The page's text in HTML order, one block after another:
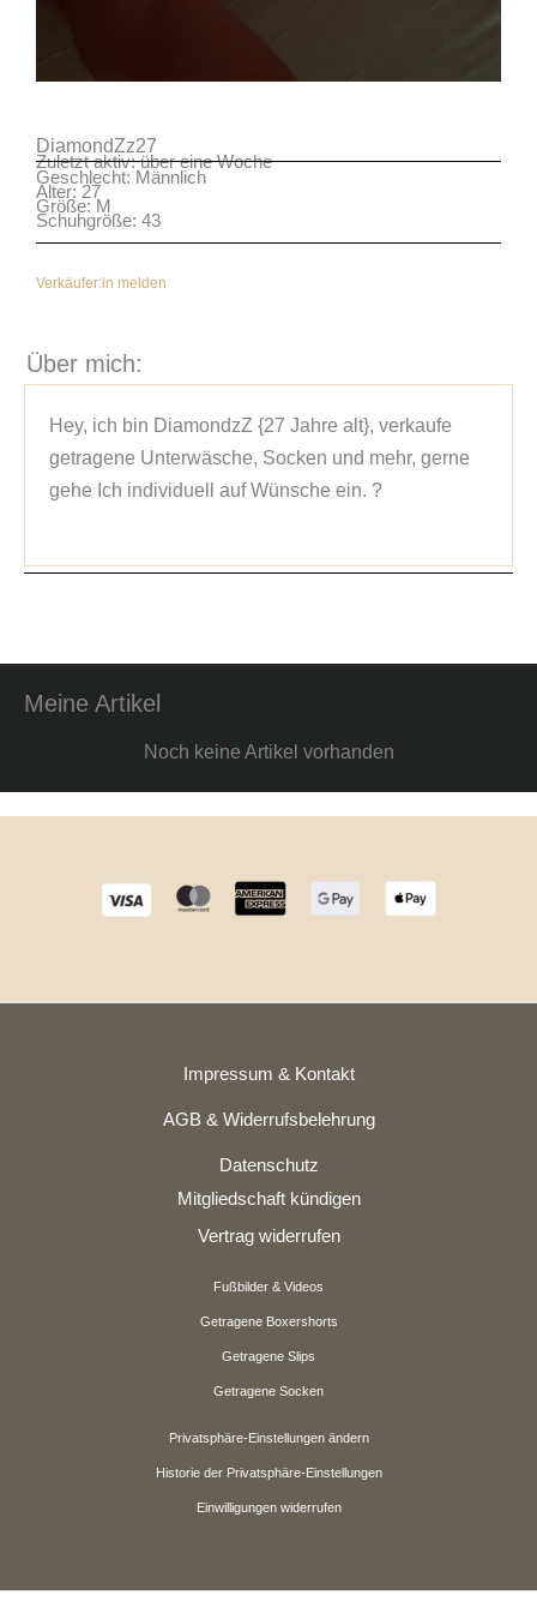
DiamondZz27
Zuletzt aktiv: über eine Woche
Geschlecht: Männlich
Alter: 27
Größe: M
Schuhgröße: 43
Verkäufer:in melden
Über mich:
Hey, ich bin DiamondzZ {27 Jahre alt}, verkaufe
getragene Unterwäsche, Socken und mehr, gerne
gehe Ich individuell auf Wünsche ein. ?
Meine Artikel
Noch keine Artikel vorhanden
Impressum & Kontakt
AGB & Widerrufsbelehrung
Datenschutz
Mitgliedschaft kündigen
Vertrag widerrufen
Fußbilder & Videos
Getragene Boxershorts
Getragene Slips
Getragene Socken
Privatsphäre-Einstellungen ändern
Historie der Privatsphäre-Einstellungen
Einwilligungen widerrufen